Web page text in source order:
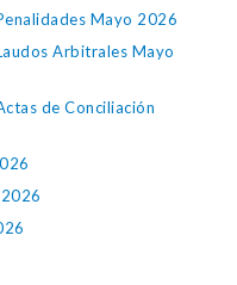
Mayo 2026
Arbitrales Mayo
de Conciliación